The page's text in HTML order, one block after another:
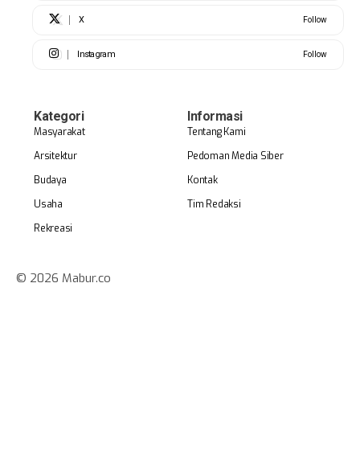
X Follow
Instagram Follow
Kategori
Masyarakat
Arsitektur
Budaya
Usaha
Rekreasi
Informasi
Tentang Kami
Pedoman Media Siber
Kontak
Tim Redaksi
© 2026 Mabur.co